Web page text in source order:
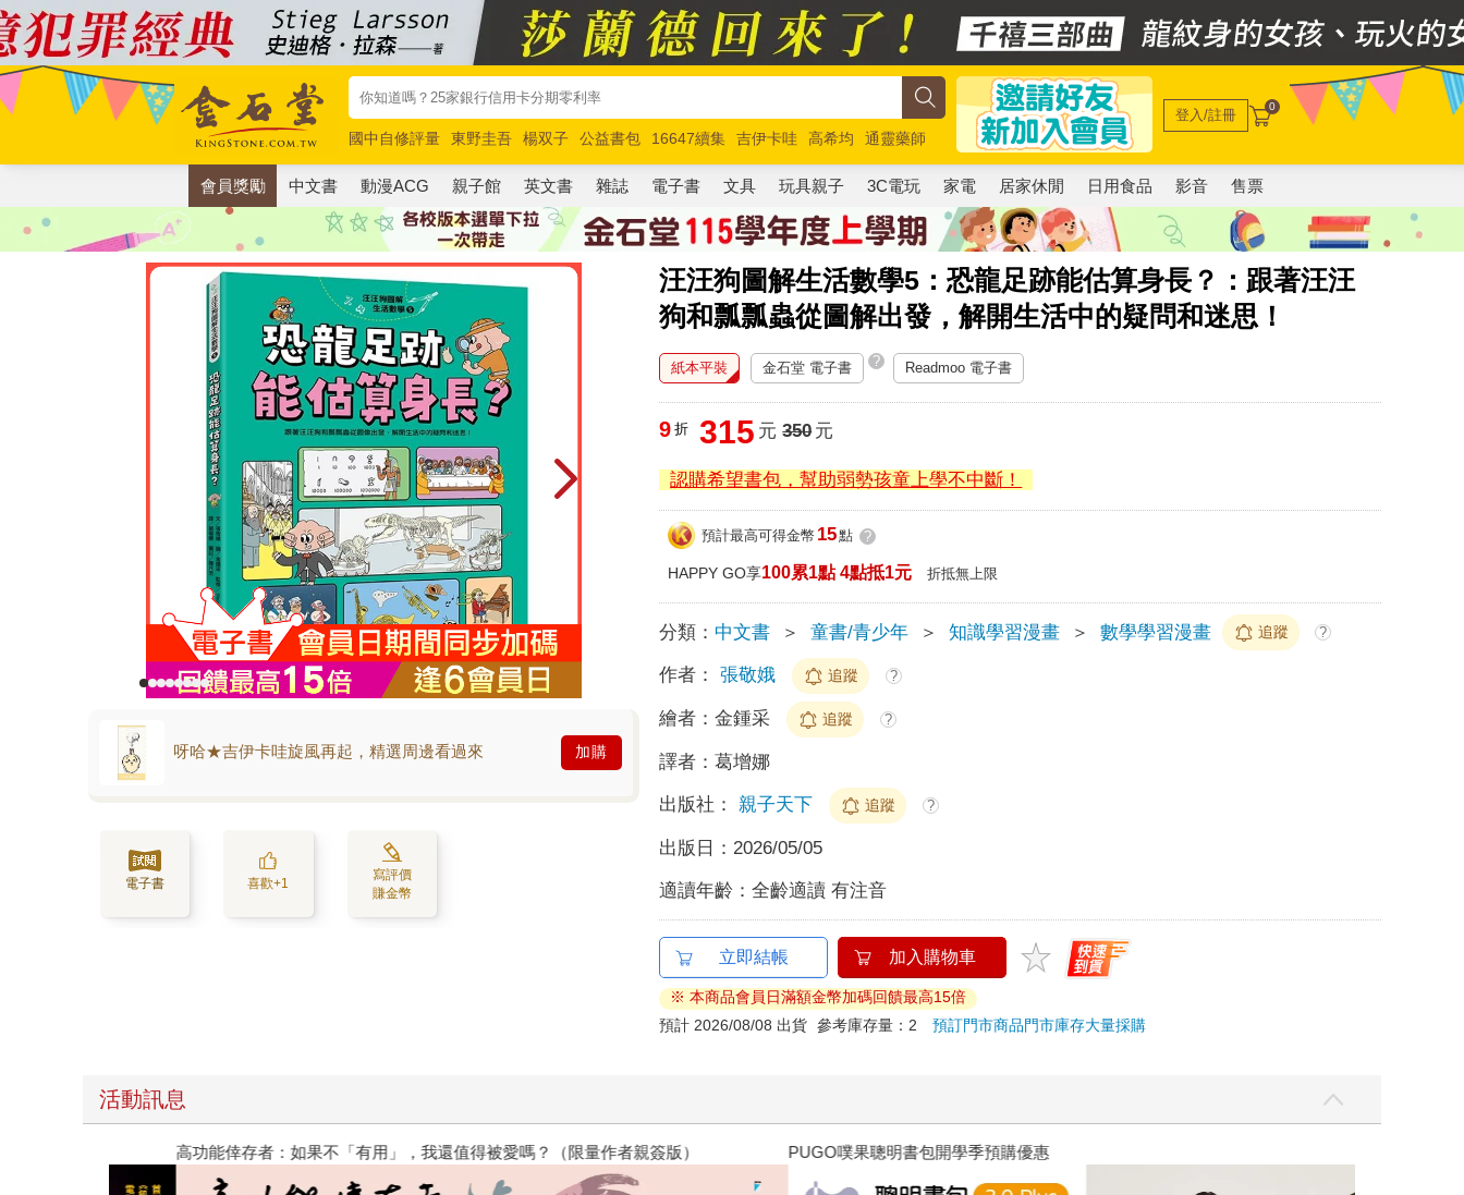
國中自修評量 東野圭吾 楊双子 公益書包 16647續集 吉伊卡哇 高希均
通靈藥師
唯紅花綻放
奧德賽 路邊攤新作 馬斯克 玩具總動員5 超慢跑
登入/註冊 0
會員獎勵 中文書 動漫ACG 親子館 英文書 雜誌 電子書 文具 玩具親子 3C電玩 家電 居家休閒 日用食品 影音 售票
汪汪狗圖解生活數學5：恐龍足跡能估算身長？：跟著汪汪
狗和瓢瓢蟲從圖解出發，解開生活中的疑問和迷思！
呀哈★吉伊卡哇旋風再起，精選周邊看過來 加購
電子書 喜歡+1
寫評價
賺金幣
紙本平裝 金石堂 電子書 ? Readmoo 電子書
9 折 315 元 350元
認購希望書包，幫助弱勢孩童上學不中斷！
預計最高可得金幣 15點 ?
HAPPY GO享100累1點 4點抵1元 折抵無上限
分類： 中文書 ＞ 童書/青少年 ＞ 知識學習漫畫 ＞ 數學學習漫畫 追蹤 ?
作者： 張敬娥 追蹤 ?
繪者：金鍾采 追蹤 ?
譯者：葛增娜
出版社： 親子天下 追蹤 ?
出版日： 2026/05/05
適讀年齡：全齡適讀 有注音
立即結帳 加入購物車
※ 本商品會員日滿額金幣加碼回饋最高15倍
預計 2026/08/08 出貨 參考庫存量：2預訂門市商品門市庫存大量採購
活動訊息
高功能倖存者：如果不「有用」，我還值得被愛嗎？（限量作者親簽版） PUGO噗果聰明書包開學季預購優惠